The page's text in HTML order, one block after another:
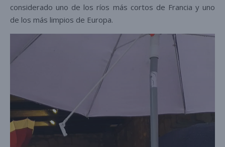
considerado uno de los ríos más cortos de Francia y uno
de los más limpios de Europa.